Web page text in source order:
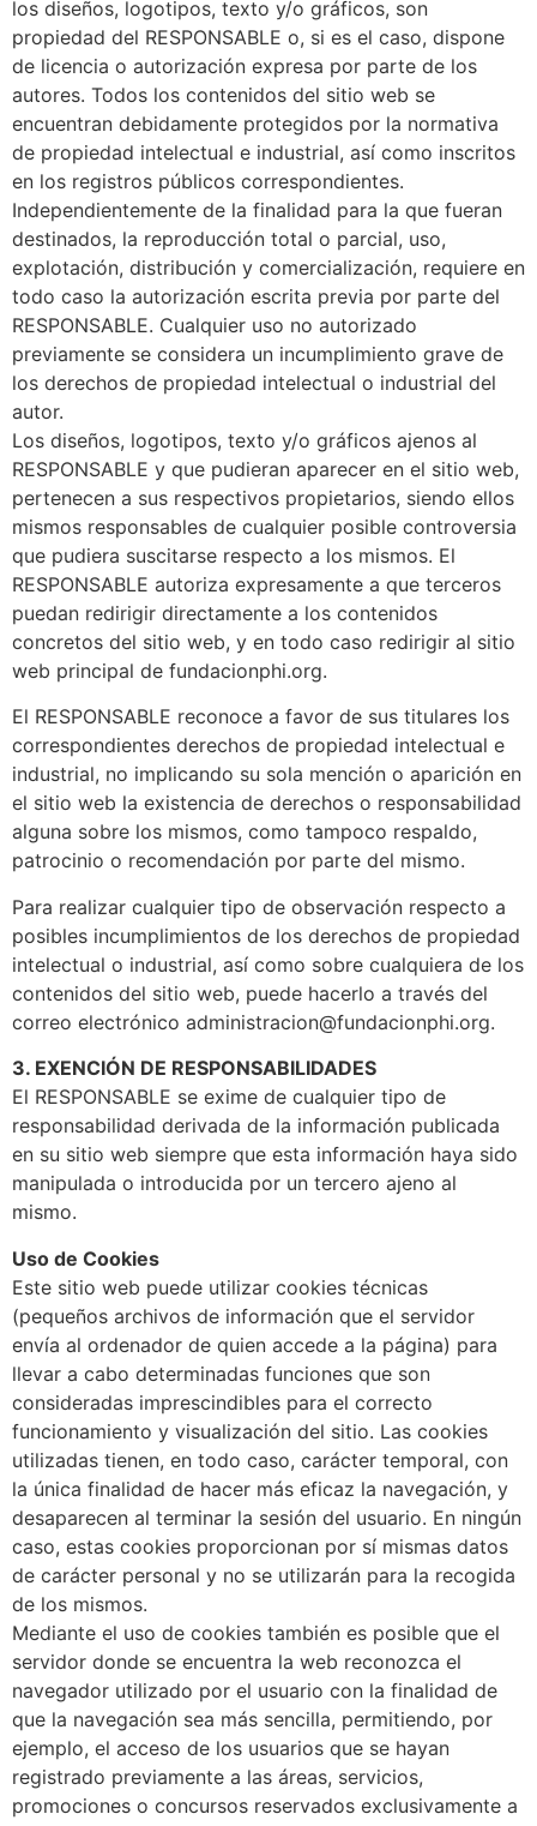
los diseños, logotipos, texto y/o gráficos, son
propiedad del RESPONSABLE o, si es el caso, dispone
de licencia o autorización expresa por parte de los
autores. Todos los contenidos del sitio web se
encuentran debidamente protegidos por la normativa
de propiedad intelectual e industrial, así como inscritos
en los registros públicos correspondientes.
Independientemente de la finalidad para la que fueran
destinados, la reproducción total o parcial, uso,
explotación, distribución y comercialización, requiere en
todo caso la autorización escrita previa por parte del
RESPONSABLE. Cualquier uso no autorizado
previamente se considera un incumplimiento grave de
los derechos de propiedad intelectual o industrial del
autor.
Los diseños, logotipos, texto y/o gráficos ajenos al
RESPONSABLE y que pudieran aparecer en el sitio web,
pertenecen a sus respectivos propietarios, siendo ellos
mismos responsables de cualquier posible controversia
que pudiera suscitarse respecto a los mismos. El
RESPONSABLE autoriza expresamente a que terceros
puedan redirigir directamente a los contenidos
concretos del sitio web, y en todo caso redirigir al sitio
web principal de fundacionphi.org.
El RESPONSABLE reconoce a favor de sus titulares los
correspondientes derechos de propiedad intelectual e
industrial, no implicando su sola mención o aparición en
el sitio web la existencia de derechos o responsabilidad
alguna sobre los mismos, como tampoco respaldo,
patrocinio o recomendación por parte del mismo.
Para realizar cualquier tipo de observación respecto a
posibles incumplimientos de los derechos de propiedad
intelectual o industrial, así como sobre cualquiera de los
contenidos del sitio web, puede hacerlo a través del
correo electrónico administracion@fundacionphi.org.
3. EXENCIÓN DE RESPONSABILIDADES
El RESPONSABLE se exime de cualquier tipo de
responsabilidad derivada de la información publicada
en su sitio web siempre que esta información haya sido
manipulada o introducida por un tercero ajeno al
mismo.
Uso de Cookies
Este sitio web puede utilizar cookies técnicas
(pequeños archivos de información que el servidor
envía al ordenador de quien accede a la página) para
llevar a cabo determinadas funciones que son
consideradas imprescindibles para el correcto
funcionamiento y visualización del sitio. Las cookies
utilizadas tienen, en todo caso, carácter temporal, con
la única finalidad de hacer más eficaz la navegación, y
desaparecen al terminar la sesión del usuario. En ningún
caso, estas cookies proporcionan por sí mismas datos
de carácter personal y no se utilizarán para la recogida
de los mismos.
Mediante el uso de cookies también es posible que el
servidor donde se encuentra la web reconozca el
navegador utilizado por el usuario con la finalidad de
que la navegación sea más sencilla, permitiendo, por
ejemplo, el acceso de los usuarios que se hayan
registrado previamente a las áreas, servicios,
promociones o concursos reservados exclusivamente a